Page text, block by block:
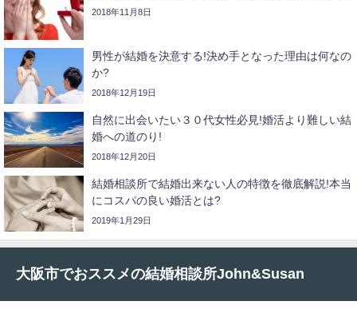
2018年11月8日
男性が結婚を決意する!決め手となった理由は何なの
か?
2018年12月19日
自然に出会いたい３０代女性必見!婚活より難しい結
婚への道のり!
2018年12月20日
結婚相談所で結婚出来ない人の特徴を徹底解説!本当
にコスパの良い婚活とは?
2019年1月29日
大阪市でおススメの結婚相談所John&Susan